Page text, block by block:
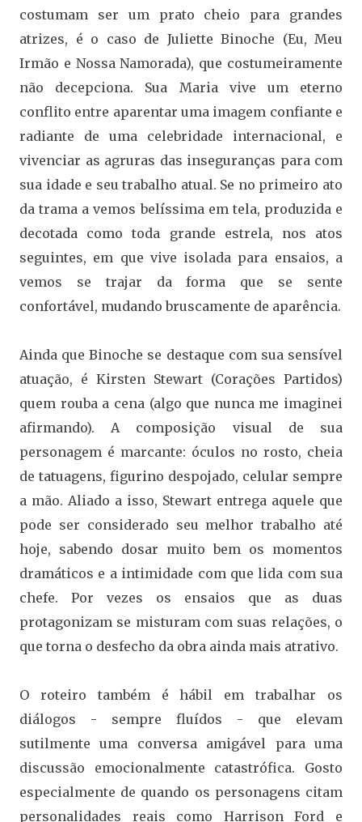
costumam ser um prato cheio para grandes
atrizes, é o caso de Juliette Binoche (Eu, Meu
Irmão e Nossa Namorada), que costumeiramente
não decepciona. Sua Maria vive um eterno
conflito entre aparentar uma imagem confiante e
radiante de uma celebridade internacional, e
vivenciar as agruras das inseguranças para com
sua idade e seu trabalho atual. Se no primeiro ato
da trama a vemos belíssima em tela, produzida e
decotada como toda grande estrela, nos atos
seguintes, em que vive isolada para ensaios, a
vemos se trajar da forma que se sente
confortável, mudando bruscamente de aparência.
Ainda que Binoche se destaque com sua sensível
atuação, é Kirsten Stewart (Corações Partidos)
quem rouba a cena (algo que nunca me imaginei
afirmando). A composição visual de sua
personagem é marcante: óculos no rosto, cheia
de tatuagens, figurino despojado, celular sempre
a mão. Aliado a isso, Stewart entrega aquele que
pode ser considerado seu melhor trabalho até
hoje, sabendo dosar muito bem os momentos
dramáticos e a intimidade com que lida com sua
chefe. Por vezes os ensaios que as duas
protagonizam se misturam com suas relações, o
que torna o desfecho da obra ainda mais atrativo.
O roteiro também é hábil em trabalhar os
diálogos - sempre fluídos - que elevam
sutilmente uma conversa amigável para uma
discussão emocionalmente catastrófica. Gosto
especialmente de quando os personagens citam
personalidades reais como Harrison Ford e